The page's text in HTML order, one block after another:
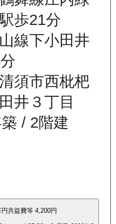
歩21分
線下小田井
須市西枇杷
井３丁目
/ 2階建
円共益費等 4,200円